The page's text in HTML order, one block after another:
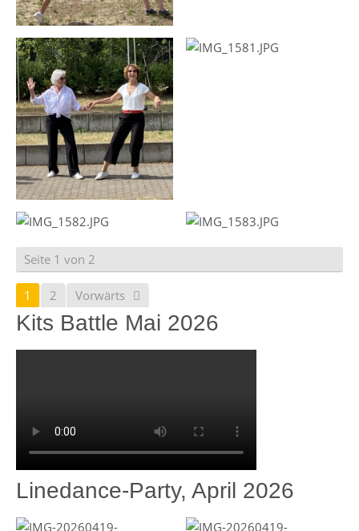
Seite 1 von 2
1 2 Vorwärts
Kits Battle Mai 2026
Linedance-Party, April 2026